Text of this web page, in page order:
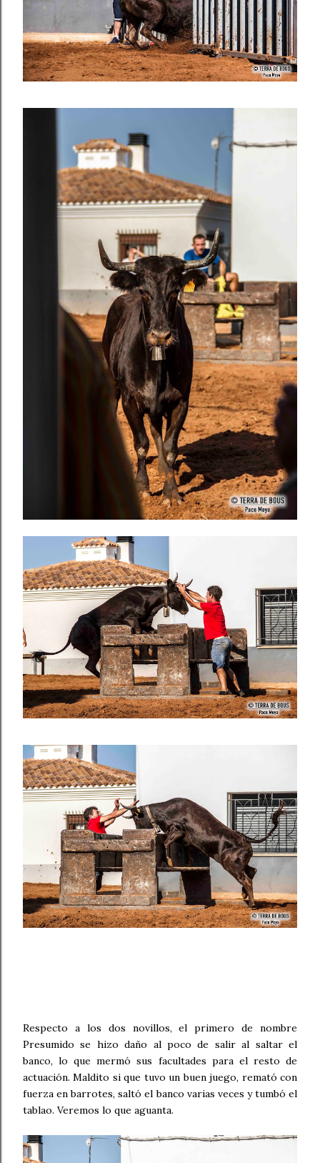
Respecto a los dos novillos, el primero de nombre
Presumido se hizo daño al poco de salir al saltar el
banco, lo que mermó sus facultades para el resto de
actuación. Maldito si que tuvo un buen juego, remató con
fuerza en barrotes, saltó el banco varias veces y tumbó el
tablao. Veremos lo que aguanta.